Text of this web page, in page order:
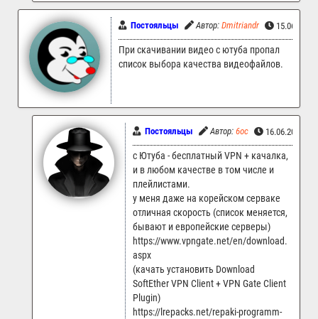
Постояльцы Автор: Dmitriandr
При скачивании видео с ютуба пропал
список выбора качества видеофайлов.
Постояльцы Автор: 6oc 16.06.2025
с Ютуба - бесплатный VPN + качалка,
и в любом качестве в том числе и
плейлистами.
у меня даже на корейском серваке
отличная скорость (список меняется,
бывают и европейские серверы)
https://www.vpngate.net/en/download.
aspx
(качать установить Download
SoftEther VPN Client + VPN Gate Client
Plugin)
https://lrepacks.net/repaki-programm-